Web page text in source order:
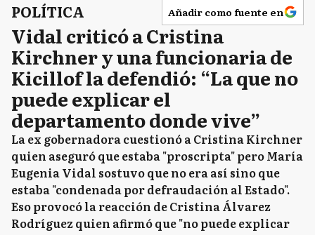
POLÍTICA Añadir como fuente en
Vidal criticó a Cristina
Kirchner y una funcionaria de
Kicillof la defendió: “La que no
puede explicar el
departamento donde vive”
La ex gobernadora cuestionó a Cristina Kirchner
quien aseguró que estaba "proscripta" pero María
Eugenia Vidal sostuvo que no era así sino que
estaba "condenada por defraudación al Estado".
Eso provocó la reacción de Cristina Álvarez
Rodríguez quien afirmó que "no puede explicar